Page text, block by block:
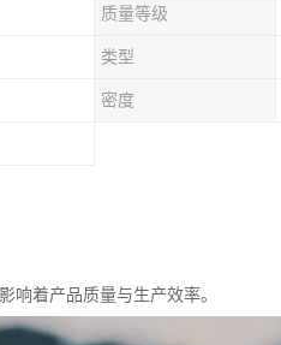
质量等级
类型
密度
响着产品质量与生产效率。